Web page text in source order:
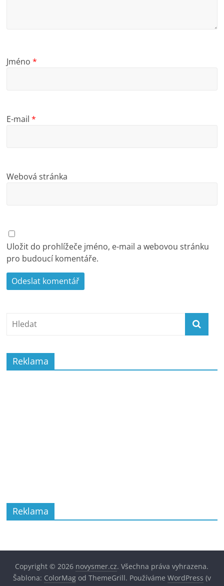
Jméno*
E-mail*
Webová stránka
Uložit do prohlížeče jméno, e-mail a webovou stránku
pro budoucí komentáře.
Reklama
Reklama
Copyright © 2026 novysmer.cz. Všechna práva vyhrazena.
Šablona: ColorMagod ThemeGrill. Používáme WordPress (v